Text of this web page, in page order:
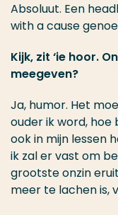
Absoluut. Een
with a cause
Kijk, zit ‘ie hoor.
meegeven?
Ja, humor. Het
ouder ik word, hoe
ook in mijn lessen
ik zal er vast om
grootste onzin
meer te lachen is,